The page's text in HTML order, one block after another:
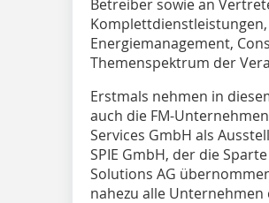
Betreiber sowie an
Energiemanagement,
Themenspektrum der
Erstmals nehmen in
auch die FM-
Services GmbH als
SPIE GmbH, der die
Solutions AG
nahezu alle Unternehmen